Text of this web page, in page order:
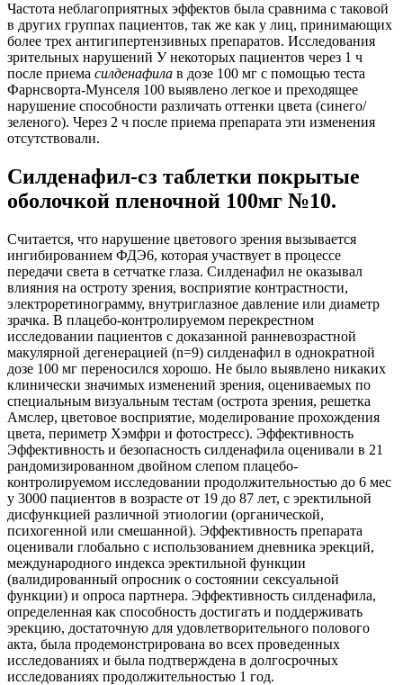
Частота неблагоприятных эффектов была сравнима с таковой
в других группах пациентов, так же как у лиц, принимающих
более трех антигипертензивных препаратов. Исследования
зрительных нарушений У некоторых пациентов через 1 ч
после приема силденафила в дозе 100 мг с помощью теста
Фарнсворта-Мунселя 100 выявлено легкое и преходящее
нарушение способности различать оттенки цвета (синего/
зеленого). Через 2 ч после приема препарата эти изменения
отсутствовали.
Силденафил-сз таблетки покрытые
оболочкой пленочной 100мг №10.
Считается, что нарушение цветового зрения вызывается
ингибированием ФДЭ6, которая участвует в процессе
передачи света в сетчатке глаза. Силденафил не оказывал
влияния на остроту зрения, восприятие контрастности,
электроретинограмму, внутриглазное давление или диаметр
зрачка. В плацебо-контролируемом перекрестном
исследовании пациентов с доказанной ранневозрастной
макулярной дегенерацией (n=9) силденафил в однократной
дозе 100 мг переносился хорошо. Не было выявлено никаких
клинически значимых изменений зрения, оцениваемых по
специальным визуальным тестам (острота зрения, решетка
Амслер, цветовое восприятие, моделирование прохождения
цвета, периметр Хэмфри и фотостресс). Эффективность
Эффективность и безопасность силденафила оценивали в 21
рандомизированном двойном слепом плацебо-
контролируемом исследовании продолжительностью до 6 мес
у 3000 пациентов в возрасте от 19 до 87 лет, с эректильной
дисфункцией различной этиологии (органической,
психогенной или смешанной). Эффективность препарата
оценивали глобально с использованием дневника эрекций,
международного индекса эректильной функции
(валидированный опросник о состоянии сексуальной
функции) и опроса партнера. Эффективность силденафила,
определенная как способность достигать и поддерживать
эрекцию, достаточную для удовлетворительного полового
акта, была продемонстрирована во всех проведенных
исследованиях и была подтверждена в долгосрочных
исследованиях продолжительностью 1 год.